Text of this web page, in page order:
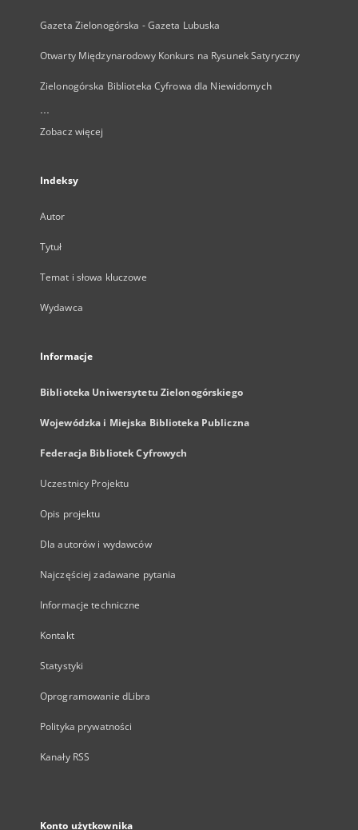
Gazeta Zielonogórska - Gazeta Lubuska
Otwarty Międzynarodowy Konkurs na Rysunek Satyryczny
Zielonogórska Biblioteka Cyfrowa dla Niewidomych
...
Zobacz więcej
Indeksy
Autor
Tytuł
Temat i słowa kluczowe
Wydawca
Informacje
Biblioteka Uniwersytetu Zielonogórskiego
Wojewódzka i Miejska Biblioteka Publiczna
Federacja Bibliotek Cyfrowych
Uczestnicy Projektu
Opis projektu
Dla autorów i wydawców
Najczęściej zadawane pytania
Informacje techniczne
Kontakt
Statystyki
Oprogramowanie dLibra
Polityka prywatności
Kanały RSS
Konto użytkownika